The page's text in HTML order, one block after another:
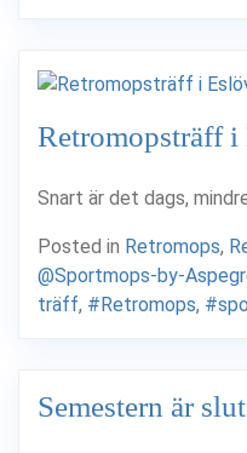
Retromopsträff
Snart är det dags,
Posted in Retromops,
@Sportmops-by-
träff, #Retromops,
Semestern är